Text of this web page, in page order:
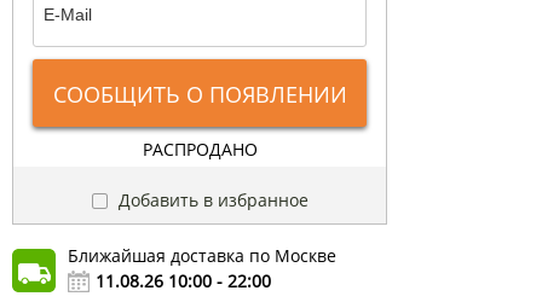
СООБЩИТЬ О ПОЯВЛЕНИИ
РАСПРОДАНО
Добавить в избранное
Ближайшая доставка по Москве
11.08.26 10:00 - 22:00